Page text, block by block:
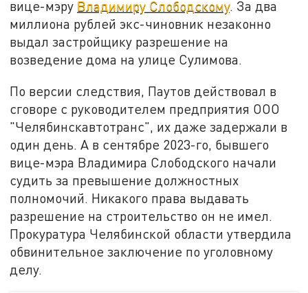
вице-мэру Владимиру Слободскому. За два
миллиона рублей экс-чиновник незаконно
выдал застройщику разрешение на
возведение дома на улице Сулимова.
По версии следствия, Паутов действовал в
сговоре с руководителем предприятия ООО
"Челябинскавтотранс", их даже задержали в
один день. А в сентябре 2023-го, бывшего
вице-мэра Владимира Слободского начали
судить за превышение должностных
полномочий. Никакого права выдавать
разрешение на строительство он не имел.
Прокуратура Челябинской области утвердила
обвинительное заключение по уголовному
делу.